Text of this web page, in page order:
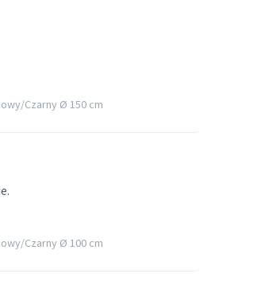
Czarny Ø 150 cm
Czarny Ø 100 cm